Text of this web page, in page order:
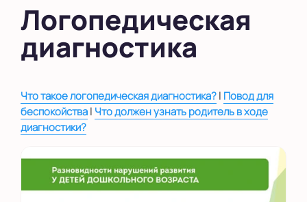
Логопедическая
диагностика
Что такое логопедическая диагностика?| Повод для
беспокойства| Что должен узнать родитель в ходе
диагностики?